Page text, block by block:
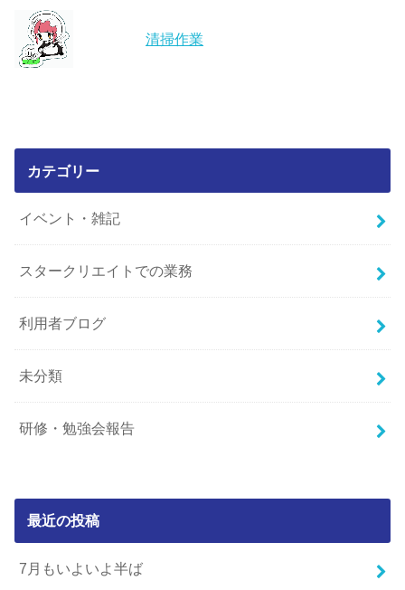
清掃作業
カテゴリー
イベント・雑記
スタークリエイトでの業務
利用者ブログ
未分類
研修・勉強会報告
最近の投稿
7月もいよいよ半ば